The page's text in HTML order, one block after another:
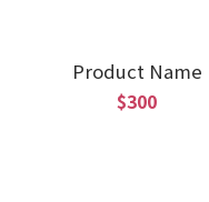
Product Name
$300